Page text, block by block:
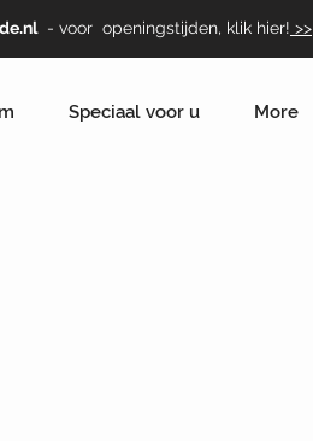
Speciaal voor u More
- voor openingstijden, klik hier! >>